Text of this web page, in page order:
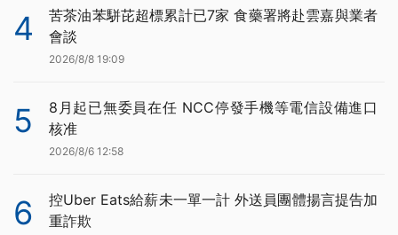
4
苦茶油苯駢芘超標累計已7家 食藥署將赴雲嘉與業者
會談
2026/8/8 19:09
5
8月起已無委員在任 NCC停發手機等電信設備進口
核准
2026/8/6 12:58
6
控Uber Eats給薪未一單一計 外送員團體揚言提告加
重詐欺